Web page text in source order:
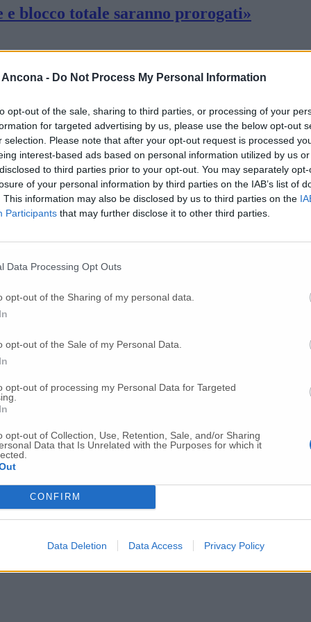
- Do Not Process My Personal Information
opt-out of the sale, sharing to third parties, or processing of your
for targeted advertising by us, please use the below opt-out
selection. Please note that after your opt-out request is processed
interest-based ads based on personal information utilized by us
to third parties prior to your opt-out. You may separately
of your personal information by third parties on the IAB’s list of
This information may also be disclosed by us to third parties on the
Participants that may further disclose it to other third parties.
Data Processing Opt Outs
opt-out of the Sharing of my personal data.
opt-out of the Sale of my Personal Data.
opt-out of processing my Personal Data for Targeted
opt-out of Collection, Use, Retention, Sale, and/or Sharing
Data that Is Unrelated with the Purposes for which it
CONFIRM
Data Deletion Data Access Privacy Policy
blocco totale saranno prorogati»
il primo paziente estubato»
dispositivi di protezione»
Conero donano tre erogatori di ozono
fine settimana
denunce in due giorni
urbani
Coprire turni in ospedale sarà
Fabriano medici e pazienti contagiati»
per chi è in quarantena